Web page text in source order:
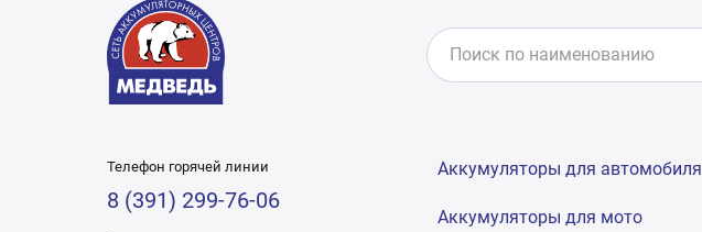
Телефон горячей линии
8 (391) 299-76-06
Аккумуляторы для автомобиля
Аккумуляторы для мото